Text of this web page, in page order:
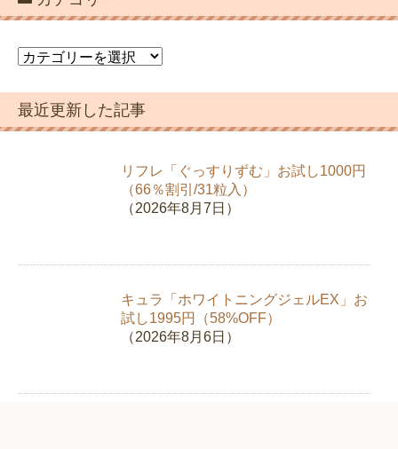
カ
ゴ
リ
ー
最近更新した記事
リフレ「ぐっすりずむ」お試し1000円
（66％割引/31粒入）
（2026年8月7日）
キュラ「ホワイトニングジェルEX」お
試し1995円（58%OFF）
（2026年8月6日）